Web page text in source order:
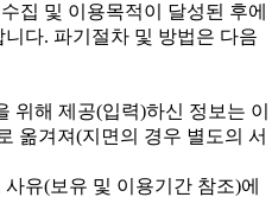
집 및 이용목적이 달성된 후에
다. 파기절차 및 방법은 다음
위해 제공(입력)하신 정보는 이
옮겨져(지면의 경우 별도의 서
유(보유 및 이용기간 참조)에